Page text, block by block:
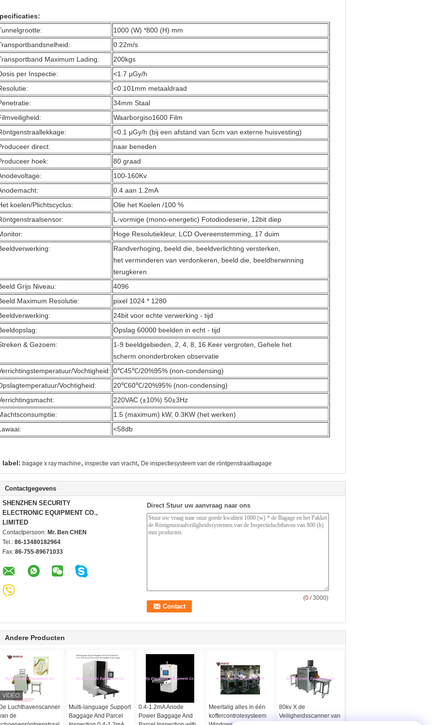
1000 (W) *800 (H) mm
0.22m/s
Maximum Lading:
200kgs
per Inspectie:
<1.7 μGy/h
<0.101mm metaaldraad
34mm Staal
Waarborgiso1600 Film
<0.1 μGy/h (bij een afstand van 5cm van externe huisvesting)
direct:
naar beneden
hoek:
80 graad
100-160Kv
0.4 aan 1.2mA
koelen/Plichtscyclus:
Olie het Koelen /100 %
L-vormige (mono-energetic) Fotodiodeserie, 12bit diep
Hoge Resolutiekleur, LCD Overeenstemming, 17 duim
Randverhoging, beeld die, beeldverlichting versterken,
het verminderen van verdonkeren, beeld die, beeldherwinning
terugkeren.
Grijs Niveau:
4096
Maximum Resolutie:
pixel 1024 * 1280
24bit voor echte verwerking - tijd
Opslag 60000 beelden in echt - tijd
& Gezoem:
1-9 beeldgebieden, 2, 4, 8, 16 Keer vergroten, Gehele het
scherm ononderbroken observatie
Vochtigheid: 0℃45℃/20%95% (non-condensing)
Vochtigheid:
20℃60℃/20%95% (non-condensing)
220VAC (±10%) 50±3Hz
1.5 (maximum) kW, 0.3KW (het werken)
<58db
label: bagage x ray machine, inspectie van vracht, De inspectiesysteem van de röntgenstraalbagage
Contactgegevens
SHENZHEN SECURITY
ELECTRONIC EQUIPMENT CO.,
LIMITED
Contactpersoon: Mr. Ben CHEN
Tel.: 86-13480182964
Fax: 86-755-89671033
Direct Stuur uw aanvraag naar ons
(0 / 3000)
Andere Producten
De Luchthavenscanner
de
Multi-language Support
Baggage And Parcel
0.4-1.2mA Anode
Power Baggage And
Meertalig alles in één
koffercontrolesysteem
80kv X de
Veiligheidsscanner van